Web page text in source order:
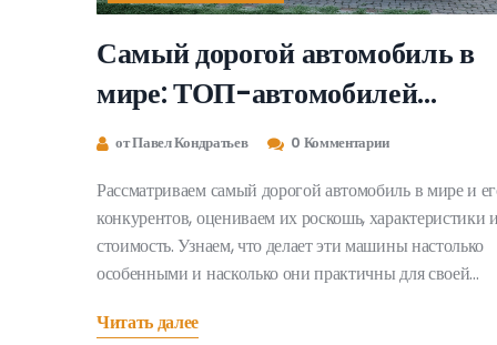
Самый дорогой автомобиль в
мире: ТОП-автомобилей
класса люкс
от Павел Кондратьев 0 Комментарии
Рассматриваем самый дорогой автомобиль в мире и
конкурентов, оцениваем их роскошь, характеристики
стоимость. Узнаем, что делает эти машины настолько
особенными и насколько они практичны для своей
Читать далее